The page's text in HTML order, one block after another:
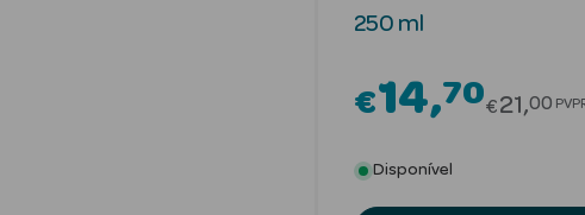
250 ml
€14 70Price
€21 00
Disponível